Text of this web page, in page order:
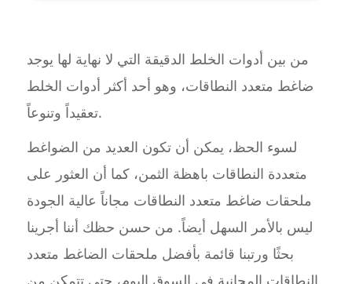
من بين أدوات الخلط الدقيقة التي لا نهاية لها يوجد
ضاغط متعدد النطاقات، وهو أحد أكثر أدوات الخلط
تعقيداً وتنوعاً.
لسوء الحظ، يمكن أن تكون العديد من الضواغط
متعددة النطاقات باهظة الثمن، كما أن العثور على
ملحقات ضاغط متعدد النطاقات مجاناً عالية الجودة
ليس بالأمر السهل أيضاً. من حسن حظك أننا أجرينا
بحثًا ورتبنا قائمة بأفضل ملحقات الضاغط متعدد